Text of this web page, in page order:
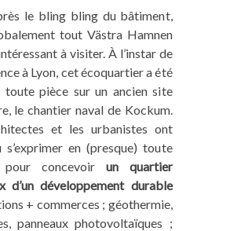
le bling bling du bâtiment,
tout Västra Hamnen
à visiter. À l’instar de
à Lyon, cet écoquartier a été
toute pièce sur un ancien site
le chantier naval de Kockum.
et les urbanistes ont
s’exprimer en (presque) toute
concevoir un quartier
d’un développement durable
+ commerces ; géothermie,
panneaux photovoltaïques ;
Pour soutenir notre travail,
dans nos articles, passer par nos
pour vos achats en ligne de
réservations de vol d'avion,
de visites et activités
(voir laliste de nos partenaires
coûtera rien de pluset, nous, ça
à poursuivre l’aventure Trace Ta
vous. Vous pouvez aussi
un de « nos produits maison » sur
. Merci grandement pour le
!